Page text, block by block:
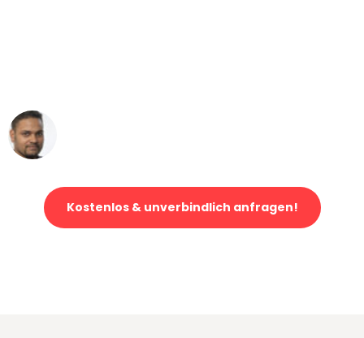
Kostenlos & unverbindlich anfragen!